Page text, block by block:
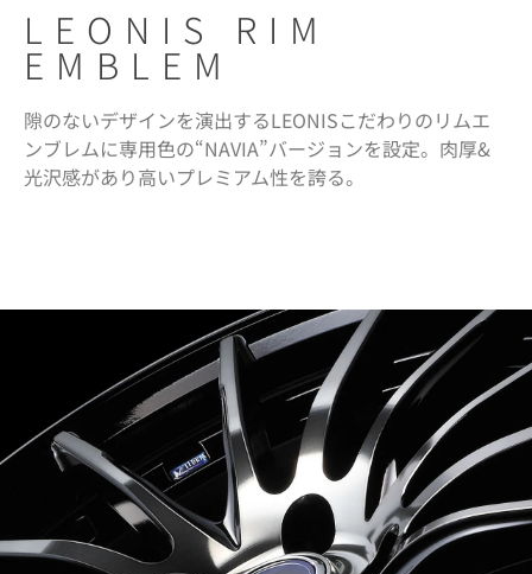
LEONIS RIM
EMBLEM
隙のないデザインを演出するLEONISこだわりのリムエ
ンブレムに専用色の“NAVIA”バージョンを設定。肉厚&
光沢感があり高いプレミアム性を誇る。